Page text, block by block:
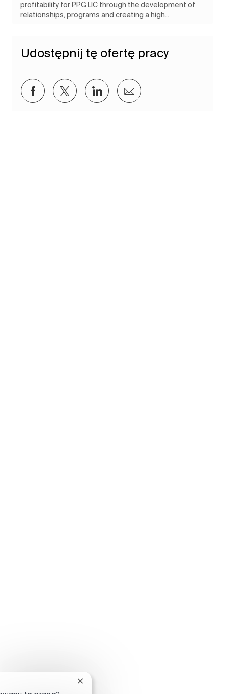
profitability for PPG LIC through the development of
relationships, programs and creating a high...
Udostępnij tę ofertę pracy
Udostępnij przez Facebook
Udostępnij przez twitter
Udostępnij przez LinkedIn
Udostępnij przez
Zamknij powiadomienie chatbota